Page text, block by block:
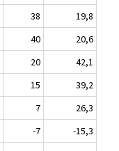
38
19,8
40
20,6
20
42,1
15
39,2
7
26,3
-7
-15,3